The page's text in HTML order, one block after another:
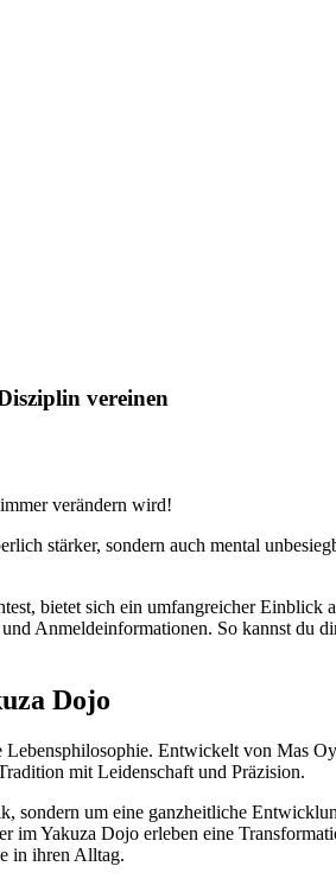
vereinen
verändern wird!
stärker, sondern auch mental
bietet sich ein umfangreicher Einblick
Anmeldeinformationen. So kannst
Dojo
Entwickelt von Mas
mit Leidenschaft und Präzision.
sondern um eine ganzheitliche
im Yakuza Dojo erleben eine
in ihren Alltag.